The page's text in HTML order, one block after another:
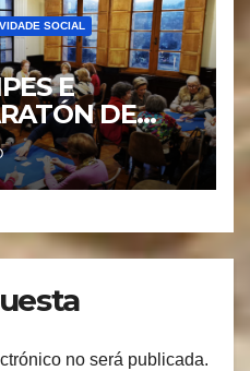
SOCIAL
E
DE
no será publicada.